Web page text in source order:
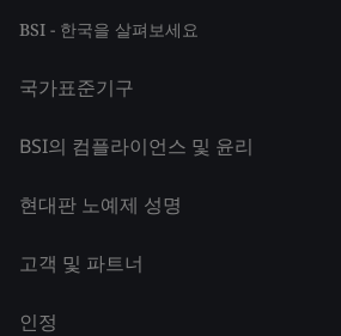
BSI - 한국을 살펴보세요
국가표준기구
BSI의 컴플라이언스 및 윤리
현대판 노예제 성명
고객 및 파트너
인정